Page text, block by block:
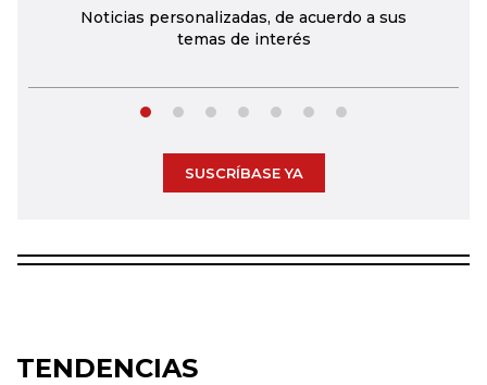
Noticias personalizadas, de acuerdo a sus
temas de interés
SUSCRÍBASE YA
TENDENCIAS